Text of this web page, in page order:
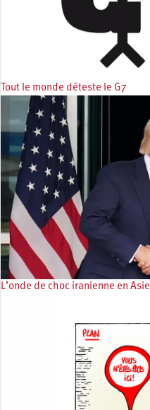
Tout le monde déteste le G7
L’onde de choc iranienne en Asie